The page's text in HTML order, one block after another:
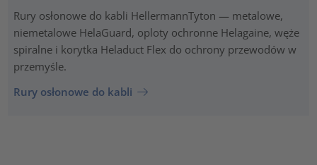
Rury osłonowe do kabli HellermannTyton — metalowe,
niemetalowe HelaGuard, oploty ochronne Helagaine, węże
spiralne i korytka Heladuct Flex do ochrony przewodów w
przemyśle.
Rury osłonowe do kabli